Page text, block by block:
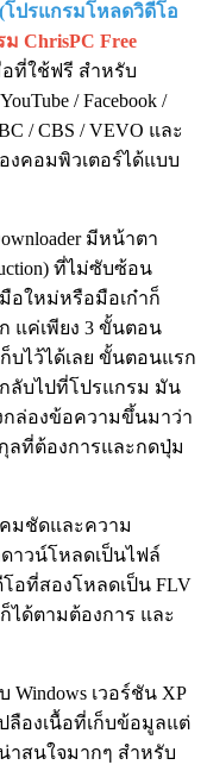
(โปรแกรมโหลดวิดีโอ
ChrisPC Free
อที่ใช้ฟรี สำหรับ
/ Facebook /
/ CBS / VEVO และ
งคอมพิวเตอร์ได้แบบ
มีหน้าตา
ที่ไม่ซับซ้อน
อใหม่หรือมือเก๋าก็
แค่เพียง 3 ขั้นตอน
บไว้ได้เลย ขั้นตอนแรก
ลับไปที่โปรแกรม มัน
กล่องข้อความขึ้นมาว่า
ลที่ต้องการและกดปุ่ม
มชัดและความ
าวน์โหลดเป็นไฟล์
โอที่สองโหลดเป็น FLV
ได้ตามต้องการ และ
เวอร์ชัน XP
องเนื้อที่เก็บข้อมูลแต่
าสนใจมากๆ สำหรับ